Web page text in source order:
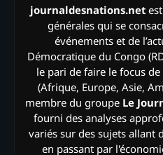
journaldesnations.netest
générales qui se
événements et de
Démocratique du Congo
le pari de faire le focus
(Afrique, Europe, Asie,
membre du groupe Le
fourni des analyses
variés sur des sujets allant
en passant par